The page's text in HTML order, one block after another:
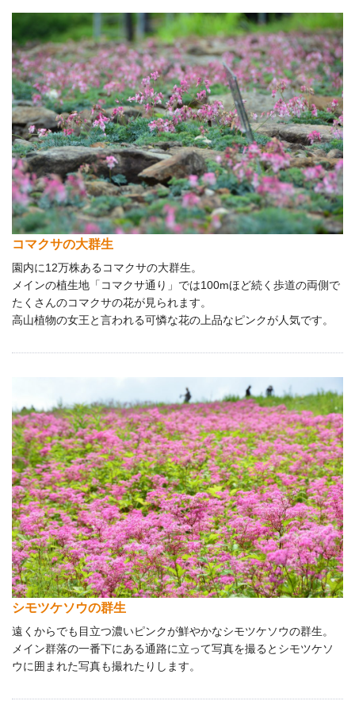
コマクサの大群生
園内に12万株あるコマクサの大群生。
メインの植生地「コマクサ通り」では100mほど続く歩道の両側で
たくさんのコマクサの花が見られます。
高山植物の女王と言われる可憐な花の上品なピンクが人気です。
シモツケソウの群生
遠くからでも目立つ濃いピンクが鮮やかなシモツケソウの群生。
メイン群落の一番下にある通路に立って写真を撮るとシモツケソ
ウに囲まれた写真も撮れたりします。